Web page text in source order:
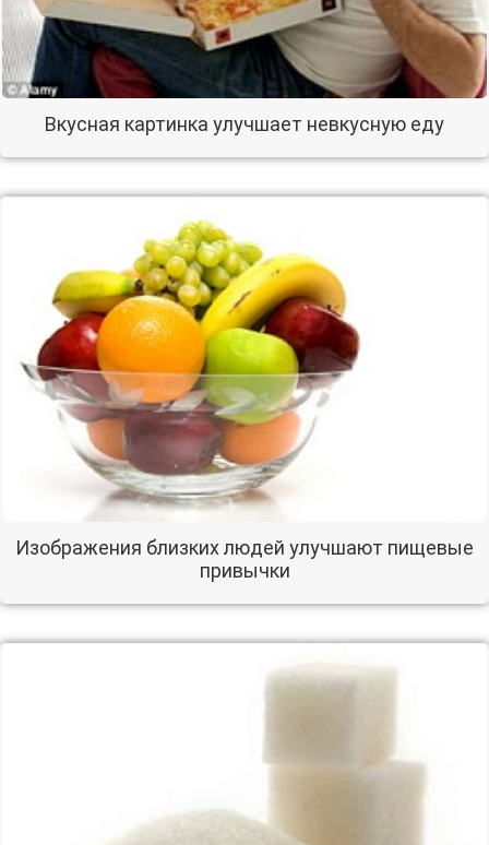
Вкусная картинка улучшает невкусную еду
Изображения близких людей улучшают пищевые
привычки